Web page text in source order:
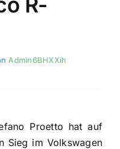
Admin6BHXXih
Proetto hat auf
Sieg im Volkswagen